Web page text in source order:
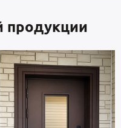
замерам.
производства
МДФ. Взломостойкие
отсутствует. Уплотнение: 2